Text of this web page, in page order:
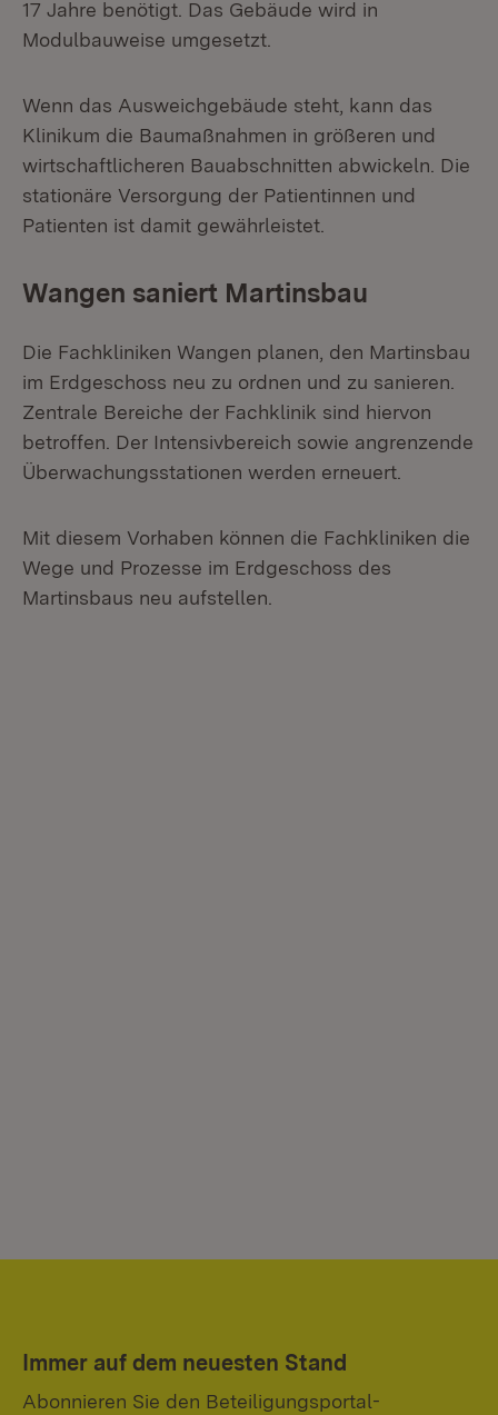
17 Jahre benötigt. Das Gebäude wird in
Modulbauweise umgesetzt.
Wenn das Ausweichgebäude steht, kann das
Klinikum die Baumaßnahmen in größeren und
wirtschaftlicheren Bauabschnitten abwickeln. Die
stationäre Versorgung der Patientinnen und
Patienten ist damit gewährleistet.
Wangen saniert Martinsbau
Die Fachkliniken Wangen planen, den Martinsbau
im Erdgeschoss neu zu ordnen und zu sanieren.
Zentrale Bereiche der Fachklinik sind hiervon
betroffen. Der Intensivbereich sowie angrenzende
Überwachungsstationen werden erneuert.
Mit diesem Vorhaben können die Fachkliniken die
Wege und Prozesse im Erdgeschoss des
Martinsbaus neu aufstellen.
Immer auf dem neuesten Stand
Abonnieren Sie den Beteiligungsportal-